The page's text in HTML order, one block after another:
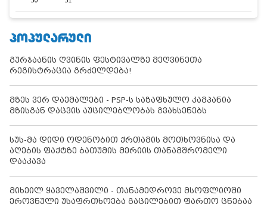
ᲞᲝᲞᲣᲚᲐᲠᲣᲚᲘ
გურჯაანის ღვინის ფესტივალზე მეღვინეთა
რეგისტრაცია გრძელდება!
მზეს ვერ დაემალები - PSP-ს საზაფხულო კამპანია
მზისგან დაცვის აუცილებლობას გვახსენებს
სუს-მა დიდი ოდენობით ქრთამის მოთხოვნისა და
აღების ფაქტზე ბათუმის მერიის თანამშრომელი
დააკავა
მიხეილ ყაველაშვილი - თანამედროვე მსოფლიოში
ეროვნული უსაფრთხოება გაცილებით ფართო ცნებაა